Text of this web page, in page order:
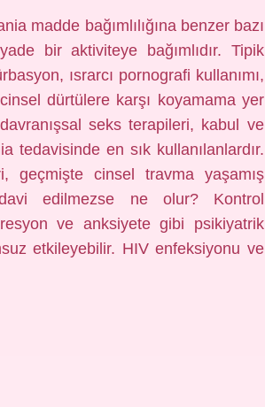
madde bağımlılığına benzer bazı
bir aktiviteye bağımlıdır. Tipik
ısrarcı pornografi kullanımı,
dürtülere karşı koyamama yer
seks terapileri, kabul ve
tedavisinde en sık kullanılanlardır.
geçmişte cinsel travma yaşamış
edilmezse ne olur? Kontrol
ve anksiyete gibi psikiyatrik
etkileyebilir. HIV enfeksiyonu ve